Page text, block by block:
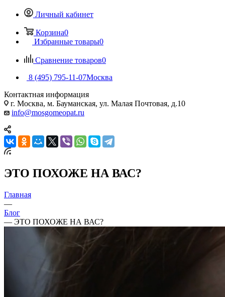
Личный кабинет
Корзина0
Избранные товары0
Сравнение товаров0
8 (495) 795-11-07Москва
Контактная информация
г. Москва, м. Бауманская, ул. Малая Почтовая, д.10
info@mosgomeopat.ru
ЭТО ПОХОЖЕ НА ВАС?
Главная
—
Блог
— ЭТО ПОХОЖЕ НА ВАС?